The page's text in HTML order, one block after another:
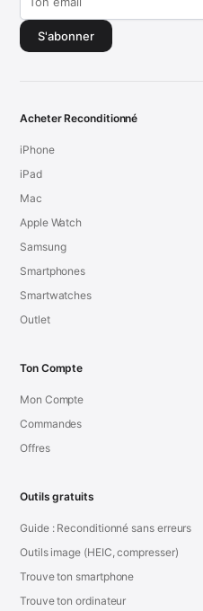
S'abonner
Acheter Reconditionné
iPhone
iPad
Mac
Apple Watch
Samsung
Smartphones
Smartwatches
Outlet
Ton Compte
Mon Compte
Commandes
Offres
Outils gratuits
Guide : Reconditionné sans erreurs
Outils image (HEIC, compresser)
Trouve ton smartphone
Trouve ton ordinateur